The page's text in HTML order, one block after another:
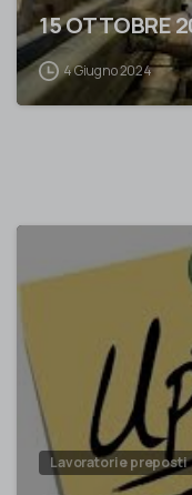
15 OTTOBRE
4 Giugno 2024
Lavoratori e preposti